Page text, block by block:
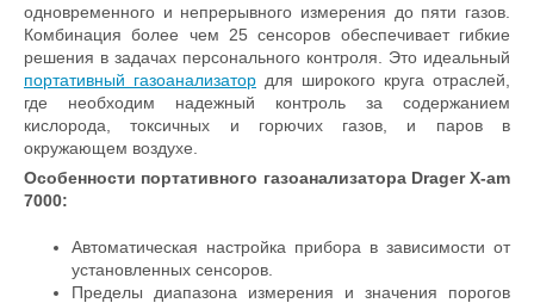
одновременного и непрерывного измерения до пяти газов.
Комбинация более чем 25 сенсоров обеспечивает гибкие
решения в задачах персонального контроля. Это идеальный
портативный газоанализатор для широкого круга отраслей,
где необходим надежный контроль за содержанием
кислорода, токсичных и горючих газов, и паров в
окружающем воздухе.
Особенности портативного газоанализатора Drager X-am
7000:
Автоматическая настройка прибора в зависимости от
установленных сенсоров.
Пределы диапазона измерения и значения порогов